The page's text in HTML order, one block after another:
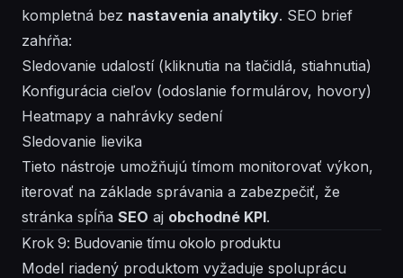
kompletná bez nastavenia analytiky. SEO brief
zahŕňa:
Sledovanie udalostí (kliknutia na tlačidlá, stiahnutia)
Konfigurácia cieľov (odoslanie formulárov, hovory)
Heatmapy a nahrávky sedení
Sledovanie lievika
Tieto nástroje umožňujú tímom monitorovať výkon,
iterovať na základe správania a zabezpečiť, že
stránka spĺňa SEO aj obchodné KPI.
Krok 9: Budovanie tímu okolo produktu
Model riadený produktom vyžaduje spoluprácu